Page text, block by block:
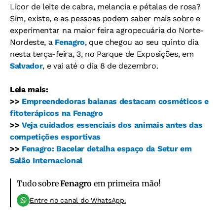
Licor de leite de cabra, melancia e pétalas de rosa?
Sim, existe, e as pessoas podem saber mais sobre e
experimentar na maior feira agropecuária do Norte-
Nordeste, a Fenagro, que chegou ao seu quinto dia
nesta terça-feira, 3, no Parque de Exposições, em
Salvador, e vai até o dia 8 de dezembro.
Leia mais:
>> Empreendedoras baianas destacam cosméticos e
fitoterápicos na Fenagro
>>Veja cuidados essenciais dos animais antes das
competições esportivas
>> Fenagro: Bacelar detalha espaço da Setur em
Salão Internacional
Tudo sobreFenagro em primeira mão!
Entre no canal do WhatsApp.